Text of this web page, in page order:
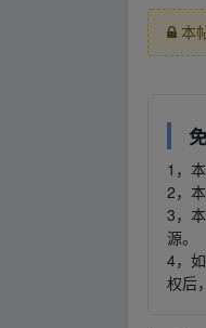
本
1，
2，
3，
源。
4，
权后